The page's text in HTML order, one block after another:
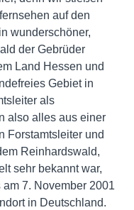
auf den
wunderschöner,
der Gebrüder
Land Hessen und
Gebiet in
als
also alles aus einer
Forstamtsleiter und
Reinhardswald,
sehr bekannt war,
7. November 2001
in Deutschland.